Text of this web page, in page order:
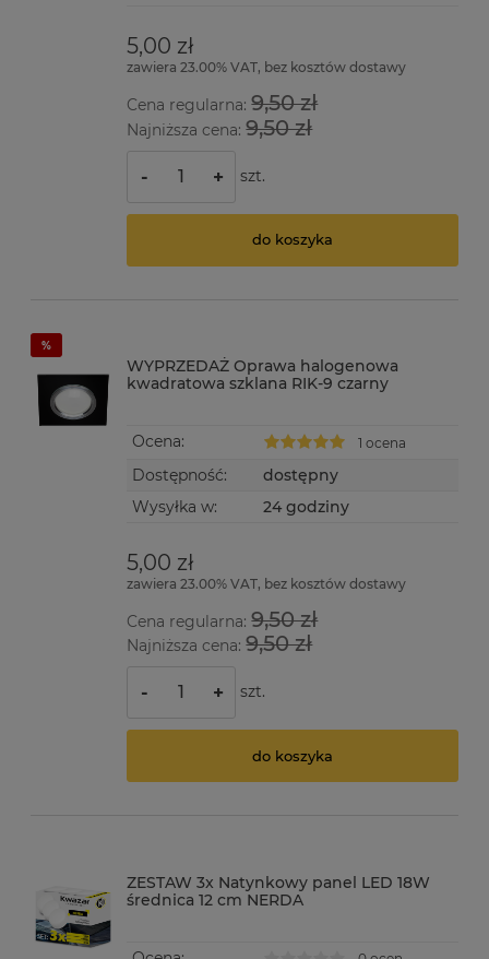
5,00 zł
zawiera 23.00% VAT, bez kosztów dostawy
Cena regularna:9,50 zł
Najniższa cena:9,50 zł
- + szt.
do koszyka
WYPRZEDAŻ Oprawa halogenowa
kwadratowa szklana RIK-9 czarny
Ocena: 1 ocena
Dostępność:
dostępny
Wysyłka w:
24 godziny
5,00 zł
zawiera 23.00% VAT, bez kosztów dostawy
Cena regularna:9,50 zł
Najniższa cena:9,50 zł
- + szt.
do koszyka
ZESTAW 3x Natynkowy panel LED 18W
średnica 12 cm NERDA